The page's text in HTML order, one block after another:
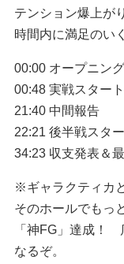
テンション爆上が
時間内に満足のい
00:00 オープニング
00:48 実戦スタート
21:40 中間報告
22:21 後半戦スタ
34:23 収支発表＆
※ギャラクティカ
そのホールでもっ
「神FG」達成！
なるぞ。